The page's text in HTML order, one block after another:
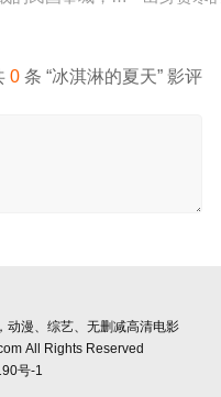
0 条 “冰淇淋的夏天” 影评
动漫、综艺、无删减高清电影
All Rights Reserved
号-1